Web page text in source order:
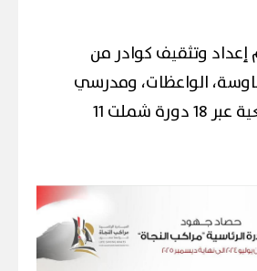
إعداد وتثقيف كوادر من
الواعظات، ومدرسي
المدارس المجتمعية عبر 18 دورة شملت 11